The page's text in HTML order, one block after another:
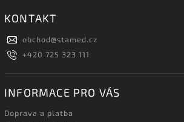
KONTAKT
obchod@stamed.cz
+420 725 323 111
INFORMACE PRO VÁS
Doprava a platba